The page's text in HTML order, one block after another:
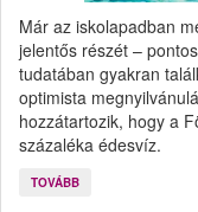
Már az iskolapadban
jelentős részét –
tudatában gyakran
optimista
hozzátartozik, hogy a
százaléka édesvíz.
TOVÁBB